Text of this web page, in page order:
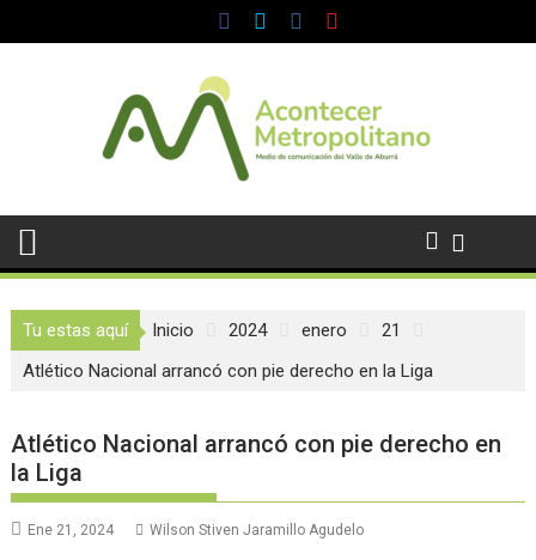
al
Tu estas aquí Inicio 2024 enero
21
Atlético Nacional arrancó con pie derecho en la Liga
Atlético Nacional arrancó con pie derecho en
la Liga
Ene 21, 2024 Wilson Stiven Jaramillo Agudelo